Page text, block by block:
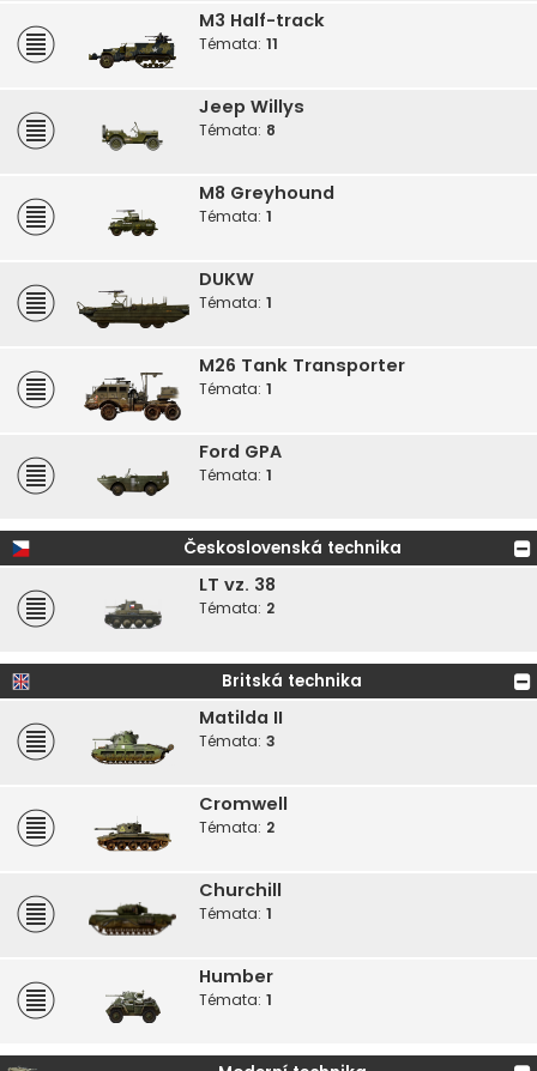
M3 Half-track
Témata: 11
Jeep Willys
Témata: 8
M8 Greyhound
Témata: 1
DUKW
Témata: 1
M26 Tank Transporter
Témata: 1
Ford GPA
Témata: 1
Československá technika
LT vz. 38
Témata: 2
Britská technika
Matilda II
Témata: 3
Cromwell
Témata: 2
Churchill
Témata: 1
Humber
Témata: 1